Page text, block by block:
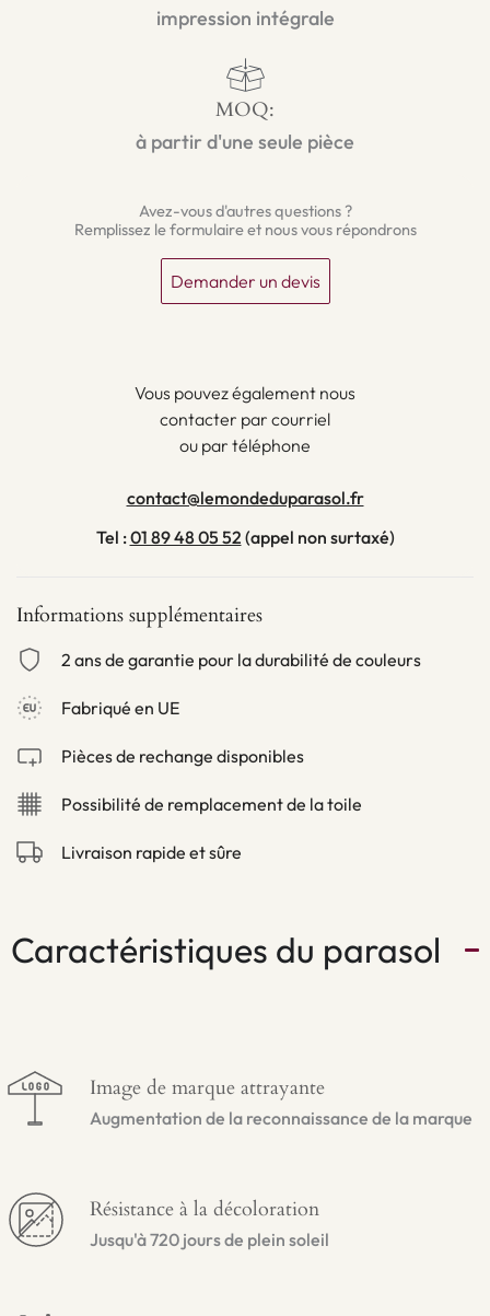
Caractéristiques du parasol
Image de marque attrayante
Augmentation de la reconnaissance de la marque
Résistance à la décoloration
Jusqu'à 720 jours de plein soleil
impression intégrale
MOQ:
à partir d'une seule pièce
Avez-vous d'autres questions ?
Remplissez le formulaire et nous vous répondrons
Demander un devis
Vous pouvez également nous
contacter par courriel
ou par téléphone
contact@lemondeduparasol.fr
Tel :01 89 48 05 52 (appel non surtaxé)
Informations supplémentaires
2 ans de garantie pour la durabilité de couleurs
Fabriqué en UE
Pièces de rechange disponibles
Possibilité de remplacement de la toile
Livraison rapide et sûre